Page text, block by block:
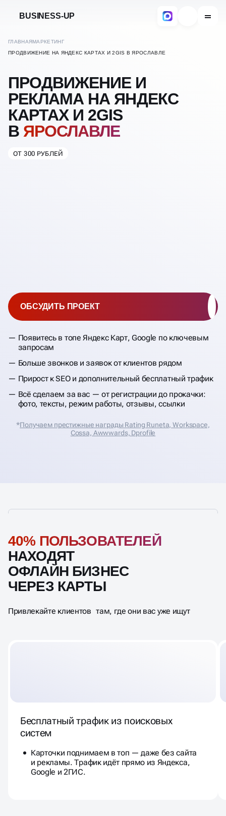
BUSINESS-UP
ГЛАВНАЯМАРКЕТИНГ
ПРОДВИЖЕНИЕ НА ЯНДЕКС КАРТАХ И 2GIS В ЯРОСЛАВЛЕ
ПРОДВИЖЕНИЕ И
РЕКЛАМА НА ЯНДЕКС
КАРТАХ И 2GIS
В ЯРОСЛАВЛЕ
ОТ 300 РУБЛЕЙ
Появитесь в топе Яндекс Карт, Google по ключевым
запросам
Больше звонков и заявок от клиентов рядом
Прирост к SEO и дополнительный бесплатный трафик
Всё сделаем за вас — от регистрации до прокачки:
фото, тексты, режим работы, отзывы, ссылки
ОБСУДИТЬ ПРОЕКТ
*Получаем престижные награды Rating Runeta, Workspace,
Cossa, Аwwwards, Dprofile
40% ПОЛЬЗОВАТЕЛЕЙ
НАХОДЯТ
ОФЛАЙН БИЗНЕС
ЧЕРЕЗ КАРТЫ
Привлекайте клиентов там, где они вас уже ищут
Бесплатный трафик из поисковых
систем
Карточки поднимаем в топ — даже без сайта
и рекламы. Трафик идёт прямо из Яндекса,
Google и 2ГИС.